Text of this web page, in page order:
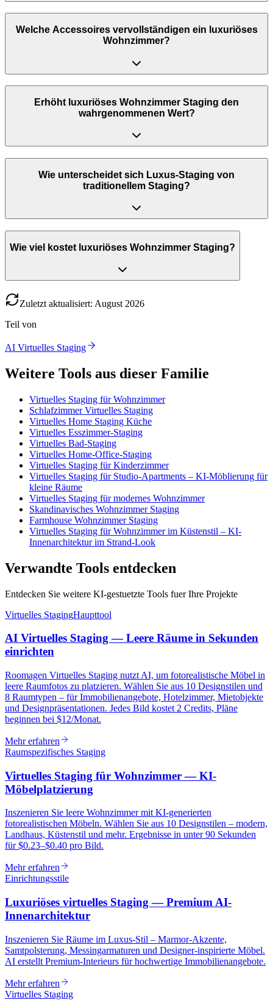
Welche Accessoires vervollständigen ein luxuriöses
Wohnzimmer?
Erhöht luxuriöses Wohnzimmer Staging den
wahrgenommenen Wert?
Wie unterscheidet sich Luxus-Staging von
traditionellem Staging?
Wie viel kostet luxuriöses Wohnzimmer Staging?
Zuletzt aktualisiert: August 2026
Teil von
AI Virtuelles Staging
Weitere Tools aus dieser Familie
Virtuelles Staging für Wohnzimmer
Schlafzimmer Virtuelles Staging
Virtuelles Home Staging Küche
Virtuelles Esszimmer-Staging
Virtuelles Bad-Staging
Virtuelles Home-Office-Staging
Virtuelles Staging für Kinderzimmer
Virtuelles Staging für Studio-Apartments – KI-Möblierung für
kleine Räume
Virtuelles Staging für modernes Wohnzimmer
Skandinavisches Wohnzimmer Staging
Farmhouse Wohnzimmer Staging
Virtuelles Staging für Wohnzimmer im Küstenstil – KI-
Innenarchitektur im Strand-Look
Verwandte Tools entdecken
Entdecken Sie weitere KI-gestuetzte Tools fuer Ihre Projekte
Virtuelles StagingHaupttool
AI Virtuelles Staging — Leere Räume in Sekunden
einrichten
Roomagen Virtuelles Staging nutzt AI, um fotorealistische Möbel in
leere Raumfotos zu platzieren. Wählen Sie aus 10 Designstilen und
8 Raumtypen – für Immobilienangebote, Hotelzimmer, Mietobjekte
und Designpräsentationen. Jedes Bild kostet 2 Credits, Pläne
beginnen bei $12/Monat.
Mehr erfahren
Raumspezifisches Staging
Virtuelles Staging für Wohnzimmer — KI-
Möbelplatzierung
Inszenieren Sie leere Wohnzimmer mit KI-generierten
fotorealistischen Möbeln. Wählen Sie aus 10 Designstilen – modern,
Landhaus, Küstenstil und mehr. Ergebnisse in unter 90 Sekunden
für $0.23–$0.40 pro Bild.
Mehr erfahren
Einrichtungsstile
Luxuriöses virtuelles Staging — Premium AI-
Innenarchitektur
Inszenieren Sie Räume im Luxus-Stil – Marmor-Akzente,
Samtpolsterung, Messingarmaturen und Designer-inspirierte Möbel.
AI erstellt Premium-Interieurs für hochwertige Immobilienangebote.
Mehr erfahren
Virtuelles Staging